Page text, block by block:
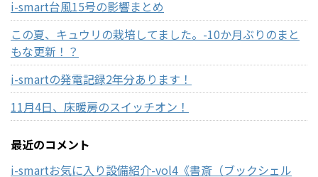
i-smart台風15号の影響まとめ
この夏、キュウリの栽培してました。-10か月ぶりのまと
もな更新！？
i-smartの発電記録2年分あります！
11月4日、床暖房のスイッチオン！
最近のコメント
i-smartお気に入り設備紹介-vol4《書斎（ブックシェル